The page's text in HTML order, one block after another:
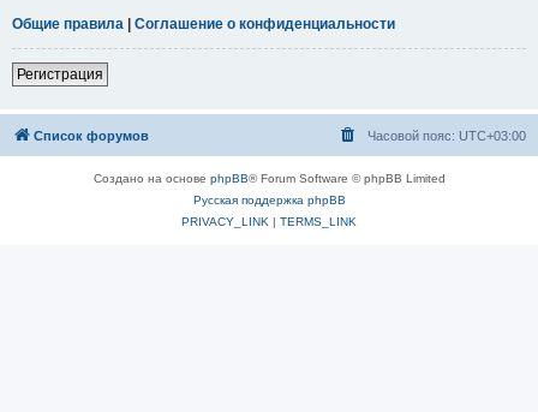
Общие правила | Соглашение о конфиденциальности
Регистрация
Список форумов Часовой пояс: UTC+03:00
Создано на основе phpBB® Forum Software © phpBB Limited
Русская поддержка phpBB
PRIVACY_LINK | TERMS_LINK